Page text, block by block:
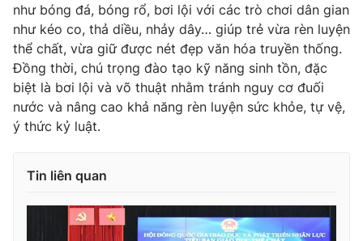
Photo Infographic
Video Shorts video
VTV Money VTV Thể thao
Thị trường 24h Tấm lòng Việt
như bóng đá, bóng rổ, bơi lội với các trò chơi dân gian
như kéo co, thả diều, nhảy dây… giúp trẻ vừa rèn luyện
thể chất, vừa giữ được nét đẹp văn hóa truyền thống.
Đồng thời, chú trọng đào tạo kỹ năng sinh tồn, đặc
biệt là bơi lội và võ thuật nhằm tránh nguy cơ đuối
nước và nâng cao khả năng rèn luyện sức khỏe, tự vệ,
ý thức kỷ luật.
Tin liên quan